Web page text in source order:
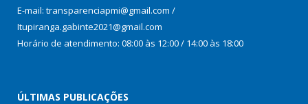
E-mail: transparenciapmi@gmail.com /
Itupiranga.gabinte2021@gmail.com
Horário de atendimento: 08:00 às 12:00 / 14:00 às 18:00
ÚLTIMAS PUBLICAÇÕES